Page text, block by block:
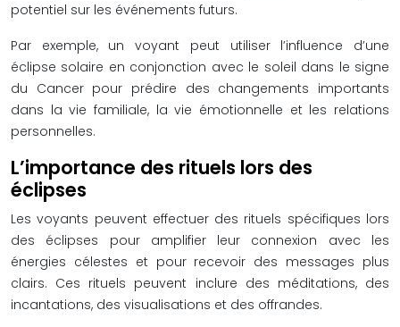
potentiel sur les événements futurs.
Par exemple, un voyant peut utiliser l’influence d’une
éclipse solaire en conjonction avec le soleil dans le signe
du Cancer pour prédire des changements importants
dans la vie familiale, la vie émotionnelle et les relations
personnelles.
L’importance des rituels lors des
éclipses
Les voyants peuvent effectuer des rituels spécifiques lors
des éclipses pour amplifier leur connexion avec les
énergies célestes et pour recevoir des messages plus
clairs. Ces rituels peuvent inclure des méditations, des
incantations, des visualisations et des offrandes.